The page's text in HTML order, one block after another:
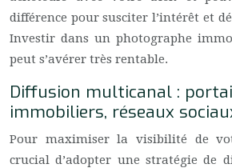
différence pour susciter l’intérêt et
Investir dans un photographe
peut s’avérer très rentable.
Diffusion multicanal :
immobiliers, réseaux
Pour maximiser la visibilité de
crucial d’adopter une stratégie de